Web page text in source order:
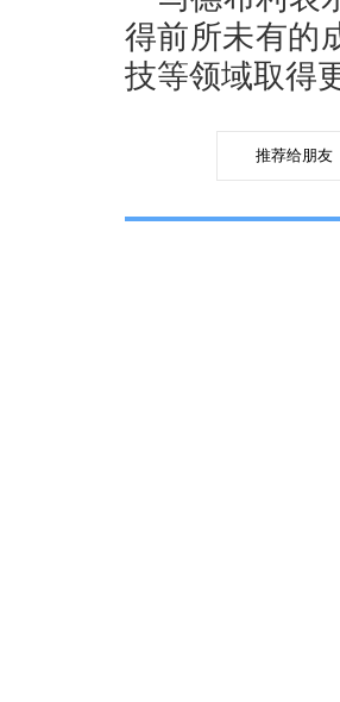
得前所未有的
技等领域取得
推荐给朋友